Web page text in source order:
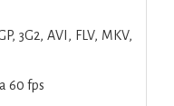
3G2, AVI, FLV, MKV,
60 fps